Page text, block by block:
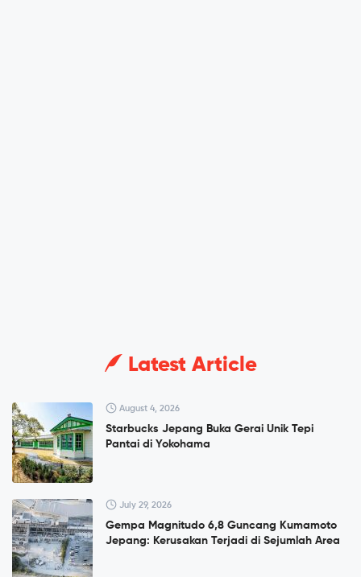
Latest Article
August 4, 2026
Starbucks Jepang Buka Gerai Unik Tepi
Pantai di Yokohama
July 29, 2026
Gempa Magnitudo 6,8 Guncang Kumamoto
Jepang: Kerusakan Terjadi di Sejumlah Area